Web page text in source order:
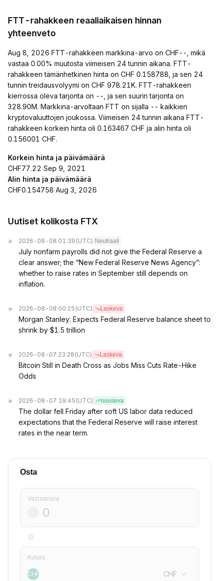
FTT-rahakkeen reaaliaikaisen hinnan
yhteenveto
Aug 8, 2026 FTT-rahakkeen markkina-arvo on CHF--, mikä
vastaa 0.00% muutosta viimeisen 24 tunnin aikana. FTT-
rahakkeen tämänhetkinen hinta on CHF 0.158788, ja sen 24
tunnin treidausvolyymi on CHF 978.21K. FTT-rahakkeen
kierrossa oleva tarjonta on --, ja sen suurin tarjonta on
328.90M. Markkina-arvoltaan FTT on sijalla -- kaikkien
kryptovaluuttojen joukossa. Viimeisen 24 tunnin aikana FTT-
rahakkeen korkein hinta oli 0.163467 CHF ja alin hinta oli
0.156001 CHF.
Korkein hinta ja päivämäärä
CHF77.22 Sep 9, 2021
Alin hinta ja päivämäärä
CHF0.154758 Aug 3, 2026
Uutiset kolikosta FTX
2026-08-08 01:39 (UTC) Neutraali
July nonfarm payrolls did not give the Federal Reserve a
clear answer; the “New Federal Reserve News Agency”:
whether to raise rates in September still depends on
inflation.
2026-08-08 00:25 (UTC) Laskeva
Morgan Stanley: Expects Federal Reserve balance sheet to
shrink by $1.5 trillion
2026-08-07 23:28 (UTC) Laskeva
Bitcoin Still in Death Cross as Jobs Miss Cuts Rate-Hike
Odds
2026-08-07 19:45 (UTC) nouseva
The dollar fell Friday after soft US labor data reduced
expectations that the Federal Reserve will raise interest
rates in the near term.
Osta
Vastaanota
Kuluta
CHF CHF